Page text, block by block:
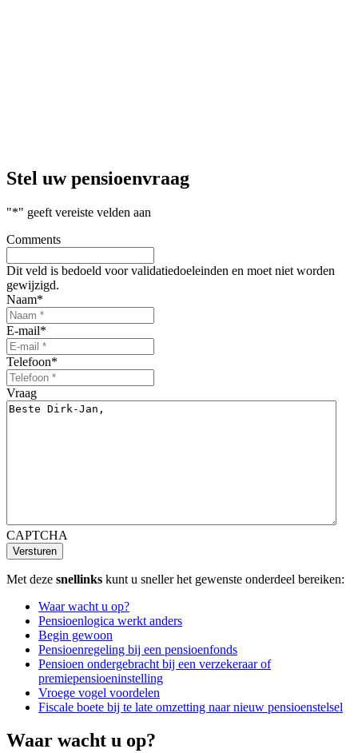
Stel uwpensioenvraag
"*" geeft vereiste velden aan
Comments
Dit veld is bedoeld voor validatiedoeleinden en moet niet worden
gewijzigd.
Naam*
E-mail*
Telefoon*
Vraag
CAPTCHA
Versturen
Met deze snellinks kunt u sneller het gewenste onderdeel bereiken:
Waar wacht u op?
Pensioenlogica werkt anders
Begin gewoon
Pensioenregeling bij een pensioenfonds
Pensioen ondergebracht bij een verzekeraar of
premiepensioeninstelling
Vroege vogel voordelen
Fiscale boete bij te late omzetting naar nieuw pensioenstelsel
Waar wacht u op?